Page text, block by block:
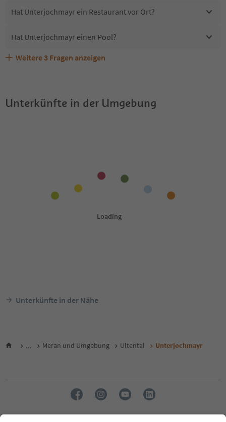
Hat Unterjochmayr ein Restaurant vor Ort?
Hat Unterjochmayr einen Pool?
Sind Haustiere in der Unterkunft Unterjochmayr erlaubt?
Welche Services bietet Unterjochmayr?
Erhalten die Gäste von Unterjochmayr einen Südtirol
Weitere 3 Fragen anzeigen
Unterkünfte in der Umgebung
Unterkünfte in der Nähe
... Meran und Umgebung Ultental Unterjochmayr